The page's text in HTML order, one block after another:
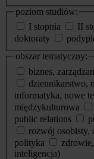
poziom studiów:
I stopnia
II
doktoraty
obszar tematyczny:
biznes,
dziennikarstwo,
informatyka, nowe
międzykulturowa
public relations
rozwój osobisty,
polityka
inteligencja)